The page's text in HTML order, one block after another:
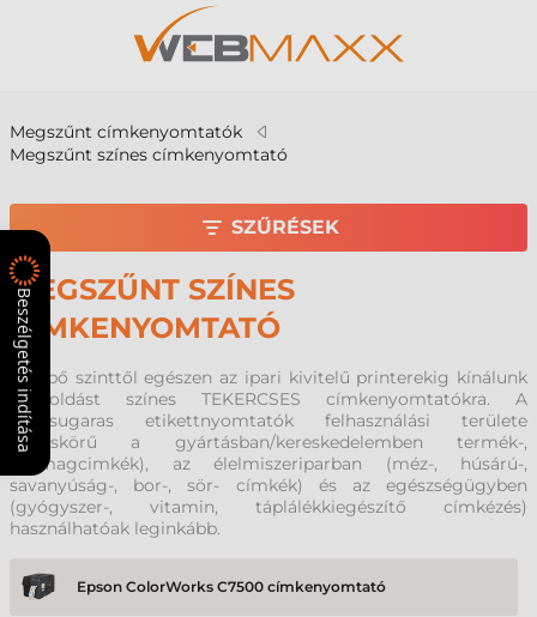
Megszűnt címkenyomtatók
Megszűnt színes címkenyomtató
MEGSZŰNT SZÍNES
CÍMKENYOMTATÓ
Belépő szinttől egészen az ipari kivitelű printerekig kínálunk
megoldást színes TEKERCSES címkenyomtatókra. A
tintasugaras etikettnyomtatók felhasználási területe
széleskörű a gyártásban/kereskedelemben termék-,
csomagcimkék), az élelmiszeriparban (méz-, húsárú-,
savanyúság-, bor-, sör- címkék) és az egészségügyben
(gyógyszer-, vitamin, táplálékkiegészítő címkézés)
használhatóak leginkább.
Epson ColorWorks C7500 címkenyomtató
SZŰRÉSEK
Beszélgetés indítása